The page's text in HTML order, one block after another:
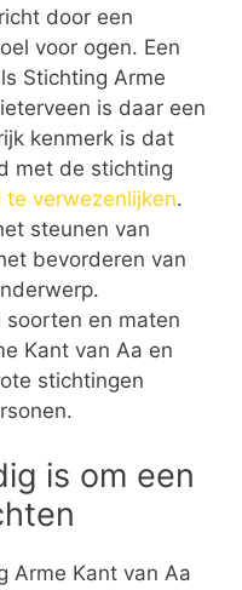
door een
voor ogen. Een
Stichting Arme
is daar een
kenmerk is dat
met de stichting
te verwezenlijken.
steunen van
bevorderen van
soorten en maten
Kant van Aa en
stichtingen
is om een
Arme Kant van Aa